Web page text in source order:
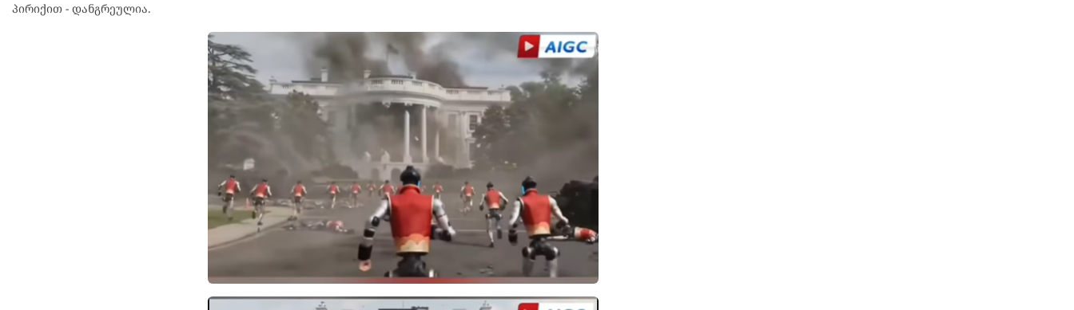
პირიქით - დანგრეულია.